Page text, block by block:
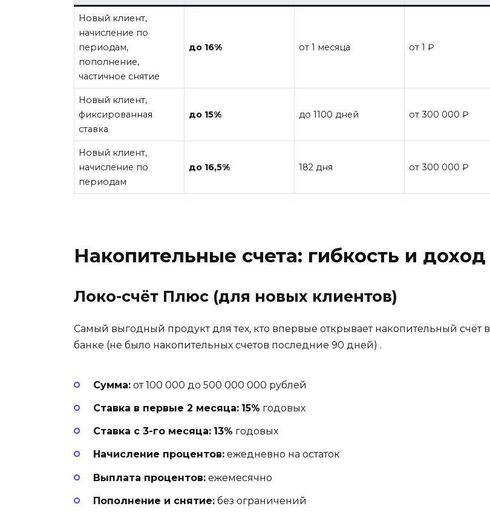
Новый клиент,
начисление по
периодам,
пополнение,
частичное снятие
до 16% от 1 месяца от 1 ₽
Новый клиент,
фиксированная
ставка
до 15% до 1100 дней от 300 000 ₽
Новый клиент,
начисление по
периодам
до 16,5% 182 дня от 300 000 ₽
Накопительные счета: гибкость и доход
Локо-счёт Плюс (для новых клиентов)
Самый выгодный продукт для тех, кто впервые открывает накопительный счёт в
банке (не было накопительных счетов последние 90 дней) .
Сумма: от 100 000 до 500 000 000 рублей
Ставка в первые 2 месяца: 15% годовых
Ставка с 3-го месяца: 13% годовых
Начисление процентов: ежедневно на остаток
Выплата процентов: ежемесячно
Пополнение и снятие: без ограничений